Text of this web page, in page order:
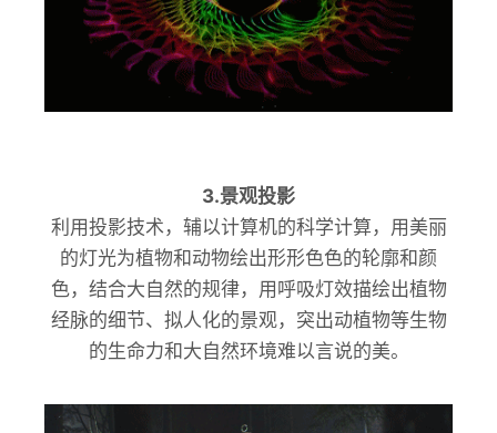
3.景观投影
利用投影技术，辅以计算机的科学计算，用美丽
的灯光为植物和动物绘出形形色色的轮廓和颜
色，结合大自然的规律，用呼吸灯效描绘出植物
经脉的细节、拟人化的景观，突出动植物等生物
的生命力和大自然环境难以言说的美。